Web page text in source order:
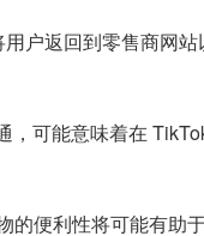
户返回到零售商网
可能意味着在
的便利性将可能有助